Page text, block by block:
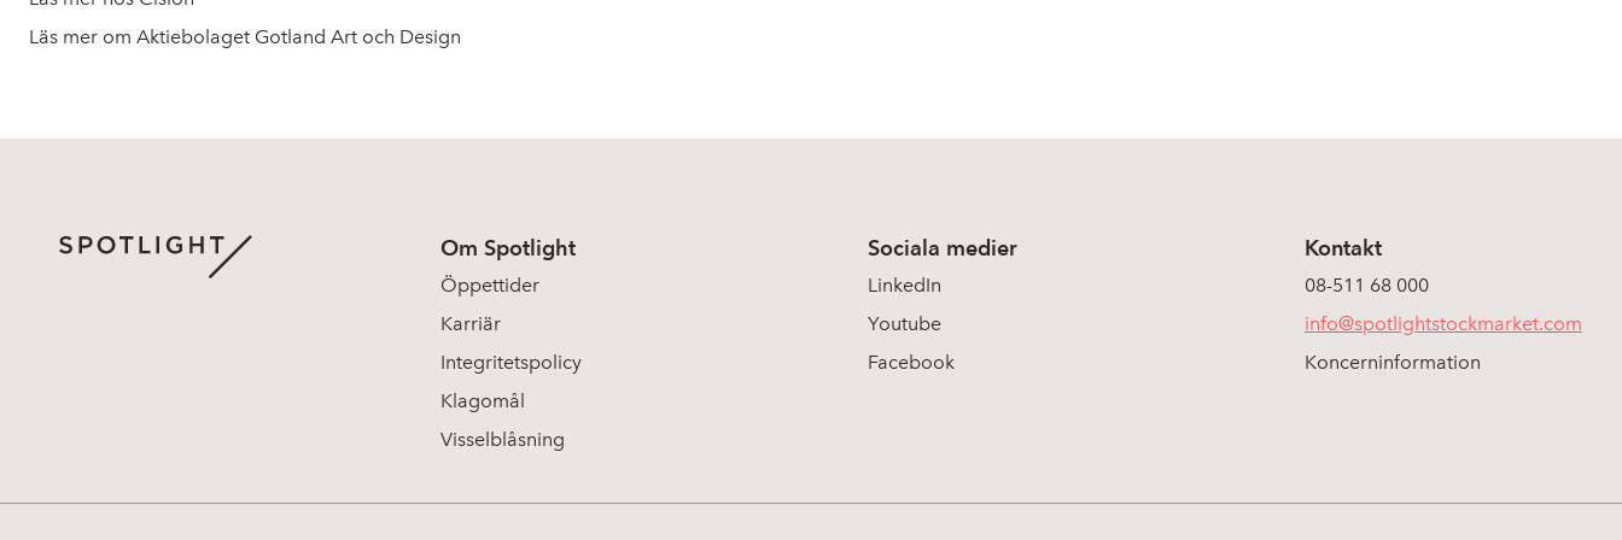
Läs mer om Aktiebolaget Gotland Art och Design
Om Spotlight
Öppettider
Karriär
Integritetspolicy
Klagomål
Visselblåsning
Sociala medier
LinkedIn
Youtube
Facebook
Kontakt
08-511 68 000
info@spotlightstockmarket.com
Koncerninformation